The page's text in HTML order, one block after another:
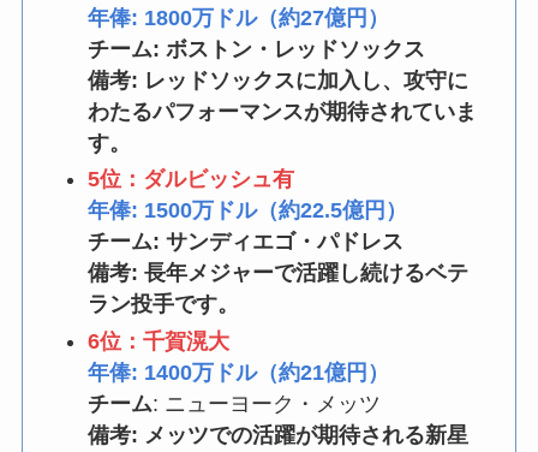
年俸: 1800万ドル（約27億円）
チーム: ボストン・レッドソックス
備考: レッドソックスに加入し、攻守に
わたるパフォーマンスが期待されていま
す。
5位：ダルビッシュ有
年俸: 1500万ドル（約22.5億円）
チーム: サンディエゴ・パドレス
備考: 長年メジャーで活躍し続けるベテ
ラン投手です。
6位：千賀滉大
年俸: 1400万ドル（約21億円）
チーム: ニューヨーク・メッツ
備考: メッツでの活躍が期待される新星